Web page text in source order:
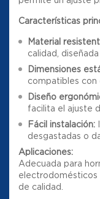
Características
Material
calidad,
Dimensiones
compatibles con
Diseño
facilita el ajuste
Fácil instalación:
desgastadas o
Aplicaciones:
Adecuada para
electrodomésticos
de calidad.